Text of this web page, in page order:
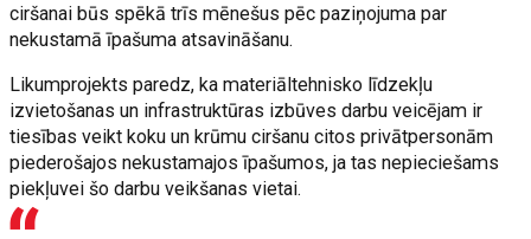
ciršanai būs spēkā trīs mēnešus pēc paziņojuma par
nekustamā īpašuma atsavināšanu.
Likumprojekts paredz, ka materiāltehnisko līdzekļu
izvietošanas un infrastruktūras izbūves darbu veicējam ir
tiesības veikt koku un krūmu ciršanu citos privātpersonām
piederošajos nekustamajos īpašumos, ja tas nepieciešams
piekļuvei šo darbu veikšanas vietai.